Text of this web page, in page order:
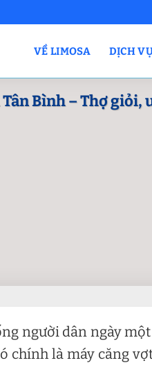
VỀ LIMOSA DỊCH
Bình – Thợ giỏi,
người dân ngày
chính là máy căng